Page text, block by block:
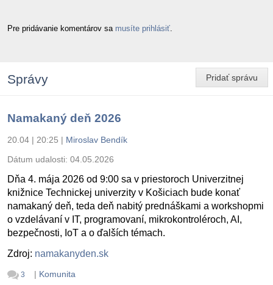
Pre pridávanie komentárov sa musíte prihlásiť
Pridať správu
Správy
Namakaný deň 2026
20.04 | 20:25 | Miroslav Bendík
Dátum udalosti: 04.05.2026
Dňa 4. mája 2026 od 9:00 sa v priestoroch Univerzitnej
knižnice Technickej univerzity v Košiciach bude konať
namakaný deň, teda deň nabitý prednáškami a workshopmi
o vzdelávaní v IT, programovaní, mikrokontroléroch, AI,
bezpečnosti, IoT a o ďalších témach.
Zdroj: namakanyden.sk
3 | Komunita